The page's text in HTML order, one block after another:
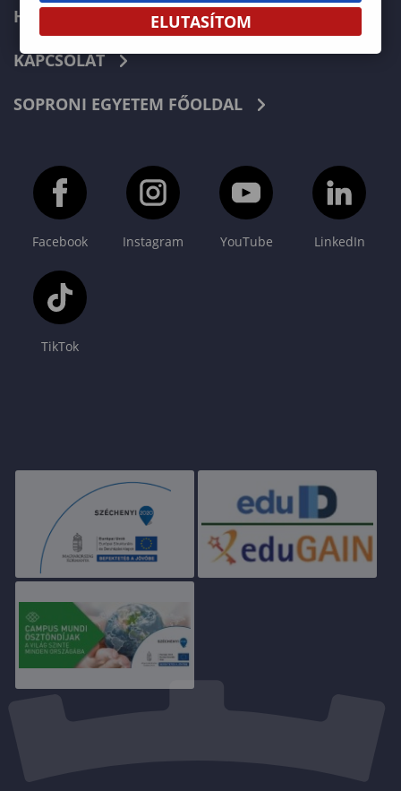
HÍREK
KAPCSOLAT
SOPRONI EGYETEM FŐOLDAL
Facebook Instagram YouTube LinkedIn
TikTok
ELUTASÍTOM